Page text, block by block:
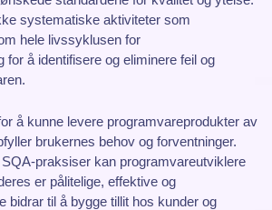
systematiske aktiviteter som
hele livssyklusen for
for å identifisere og eliminere feil og
å kunne levere programvareprodukter av
brukernes behov og forventninger.
praksiser kan programvareutviklere
er pålitelige, effektive og
bidrar til å bygge tillit hos kunder og